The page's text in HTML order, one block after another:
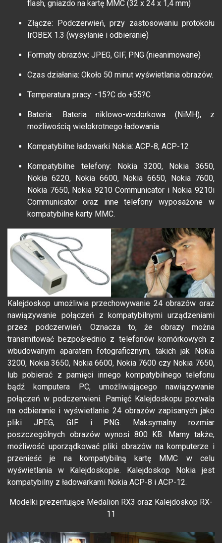
flash, gniazdo na kartę MMC (32 x 24 x 1,4 mm)
Złącze: Podczerwień, przy zastosowaniu protokołu
IrOBEX 1.3 (wysyłanie i odbieranie)
Formaty obrazów: JPEG, GIF, PNG (nieanimowane)
Czas działania: Około 50 minut wyświetlania obrazów.
Temperatura pracy: -15?C do +55?C
Bateria: Bateria niklowo-wodorkowa (NiMH), z
możliwością wielokrotnego ładowania
Kompatybilne ładowarki Nokia: ACP-8, ACP-12
Kompatybilne telefony: Nokia 3200, Nokia 3650,
Nokia 6220, Nokia 6600, Nokia 6650, Nokia 7600,
Nokia 7650, Nokia 9210 Communicator i Nokia 9210i
Communicator oraz inne telefony wyposażone w
kompatybilne karty MMC.
Kalejdoskop umożliwia przechowywanie 24 obrazów oraz
nawiązywanie połączeń z kompatybilnymi urządzeniami
przez podczerwień. Oznacza to, że obrazy można
transmitować bezpośrednio z telefonów komórkowych z
wbudowanym aparatem fotograficznym, takich jak Nokia
3200, Nokia 3650, Nokia 6600, Nokia 7600 czy Nokia 7650,
lub pobierać z pamięci innego kompatybilnego telefonu
bądź komputera PC, umożliwiającego nawiązywanie
połączeń w podczerwieni. Pamięć Kalejdoskopu pozwala
na odbieranie i wyświetlanie 24 obrazów zapisanych jako
pliki JPEG, GIF i PNG. Maksymalny rozmiar
poszczególnych obrazów wynosi 800 KB. Mamy także,
możliwość uporządkować pliki obrazów na komputerze i
przenieść je na kompatybilną kartę MMC w celu
wyświetlania w Kalejdoskopie. Kalejdoskop Nokia jest
kompatybilny z ładowarkami Nokia ACP-8 i ACP-12.
Modelki prezentujące Medalion RX3 oraz Kalejdoskop RX-
11